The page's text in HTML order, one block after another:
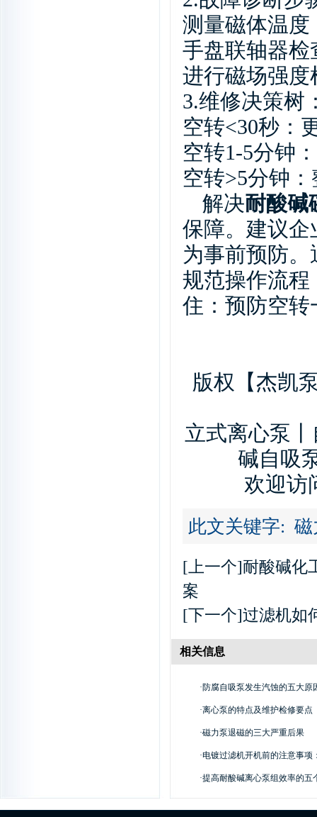
测量磁体温度
手盘联轴器检
进行磁场强度
3.维修决策树
空转<30秒：
空转1-5分钟
空转>5分钟
解决耐酸碱
保障。建议
为事前预防
规范操作流程
住：预防空
版权【杰凯
立式离心泵
碱自吸
欢迎访
此文关键字: 磁
[上一个]耐酸碱化
案
[下一个]过滤机如
相关信息
·防腐自吸泵发生汽蚀的五大原
·离心泵的特点及维护检修要点
·磁力泵退磁的三大严重后果
·电镀过滤机开机前的注意事项
·提高耐酸碱离心泵组效率的五